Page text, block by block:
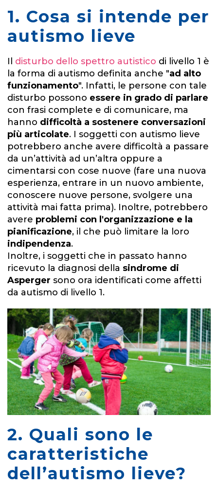
1. Cosa si intende per
autismo lieve
Il disturbo dello spettro autistico di livello 1 è
la forma di autismo definita anche "ad alto
funzionamento". Infatti, le persone con tale
disturbo possono essere in grado di parlare
con frasi complete e di comunicare, ma
hanno difficoltà a sostenere conversazioni
più articolate. I soggetti con autismo lieve
potrebbero anche avere difficoltà a passare
da un’attività ad un’altra oppure a
cimentarsi con cose nuove (fare una nuova
esperienza, entrare in un nuovo ambiente,
conoscere nuove persone, svolgere una
attività mai fatta prima). Inoltre, potrebbero
avere problemi con l'organizzazione e la
pianificazione, il che può limitare la loro
indipendenza.
Inoltre, i soggetti che in passato hanno
ricevuto la diagnosi della sindrome di
Asperger sono ora identificati come affetti
da autismo di livello 1.
2. Quali sono le
caratteristiche
dell’autismo lieve?